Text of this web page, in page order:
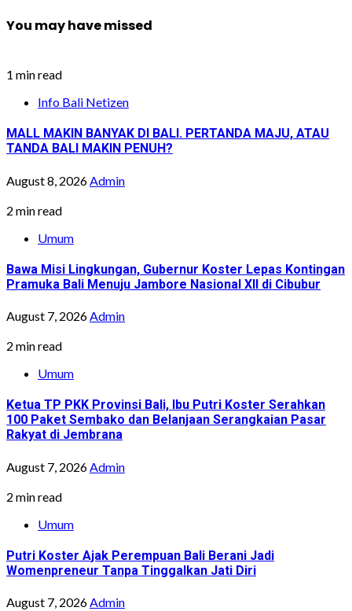
You may have missed
1 min read
Info Bali Netizen
MALL MAKIN BANYAK DI BALI. PERTANDA MAJU, ATAU
TANDA BALI MAKIN PENUH?
August 8, 2026 Admin
2 min read
Umum
Bawa Misi Lingkungan, Gubernur Koster Lepas Kontingan
Pramuka Bali Menuju Jambore Nasional XII di Cibubur
August 7, 2026Admin
2 min read
Umum
Ketua TP PKK Provinsi Bali, Ibu Putri Koster Serahkan
100 Paket Sembako dan Belanjaan Serangkaian Pasar
Rakyat di Jembrana
August 7, 2026 Admin
2 min read
Umum
Putri Koster Ajak Perempuan Bali Berani Jadi
Womenpreneur Tanpa Tinggalkan Jati Diri
August 7, 2026Admin